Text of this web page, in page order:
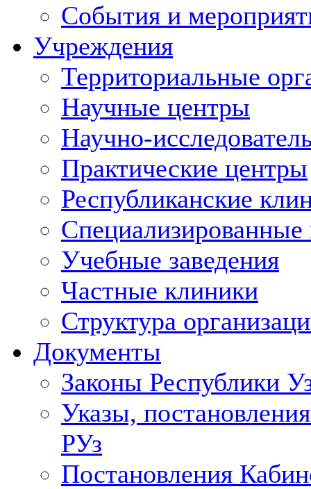
События и
Учреждения
Территориальные
Научные центры
Научно-
Практические центры
Республиканские
Учебные заведения
Частные клиники
Структура
Документы
Законы Республики
Указы,
РУз
Постановления